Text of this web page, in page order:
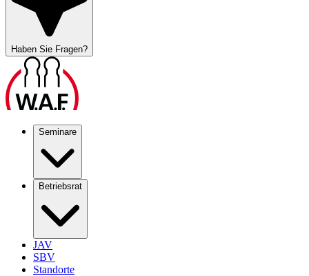
Haben Sie Fragen?
Seminare
Betriebsrat
JAV
SBV
Standorte